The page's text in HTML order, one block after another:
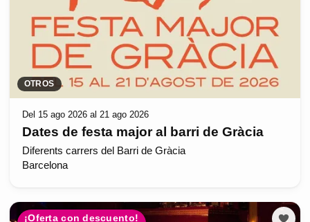
OTROS
Del 15 ago 2026 al 21 ago 2026
Dates de festa major al barri de Gràcia
Diferents carrers del Barri de Gràcia
Barcelona
¡Oferta con descuento!